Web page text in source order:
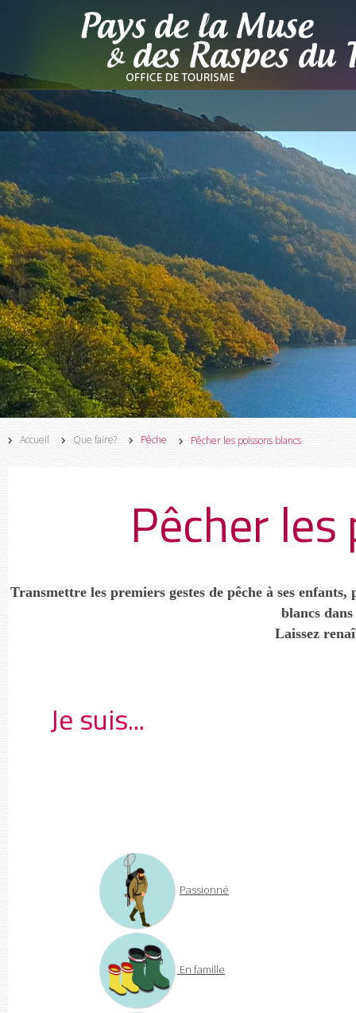
Accueil Que faire? Pêche Pêcher les poissons blancs
Pêcher
Transmettre les premiers gestes de pêche à ses
blancs
Laissez
Je suis...
Passionné
En famille